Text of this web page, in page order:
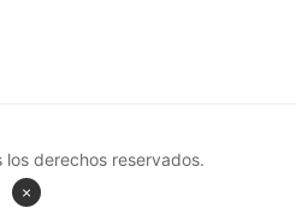
×
derechos reservados.